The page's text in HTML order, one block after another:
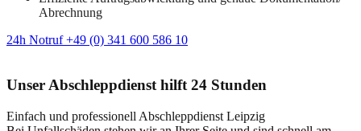
Abrechnung
24h Notruf +49 (0) 341 600 586 10
Unser Abschleppdienst hilft 24 Stunden
Einfach und professionell Abschleppdienst Leipzig